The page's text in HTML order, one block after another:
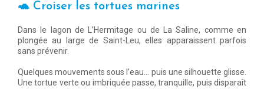
🐢 Croiser les tortues marines
Dans le lagon de L’Hermitage ou de La Saline, comme en
plongée au large de Saint-Leu, elles apparaissent parfois
sans prévenir.
Quelques mouvements sous l’eau… puis une silhouette glisse.
Une tortue verte ou imbriquée passe, tranquille, puis disparaît